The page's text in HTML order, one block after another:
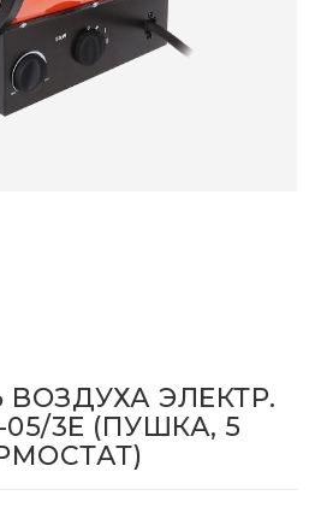
ВОЗДУХА ЭЛЕКТР.
05/3E (ПУШКА, 5